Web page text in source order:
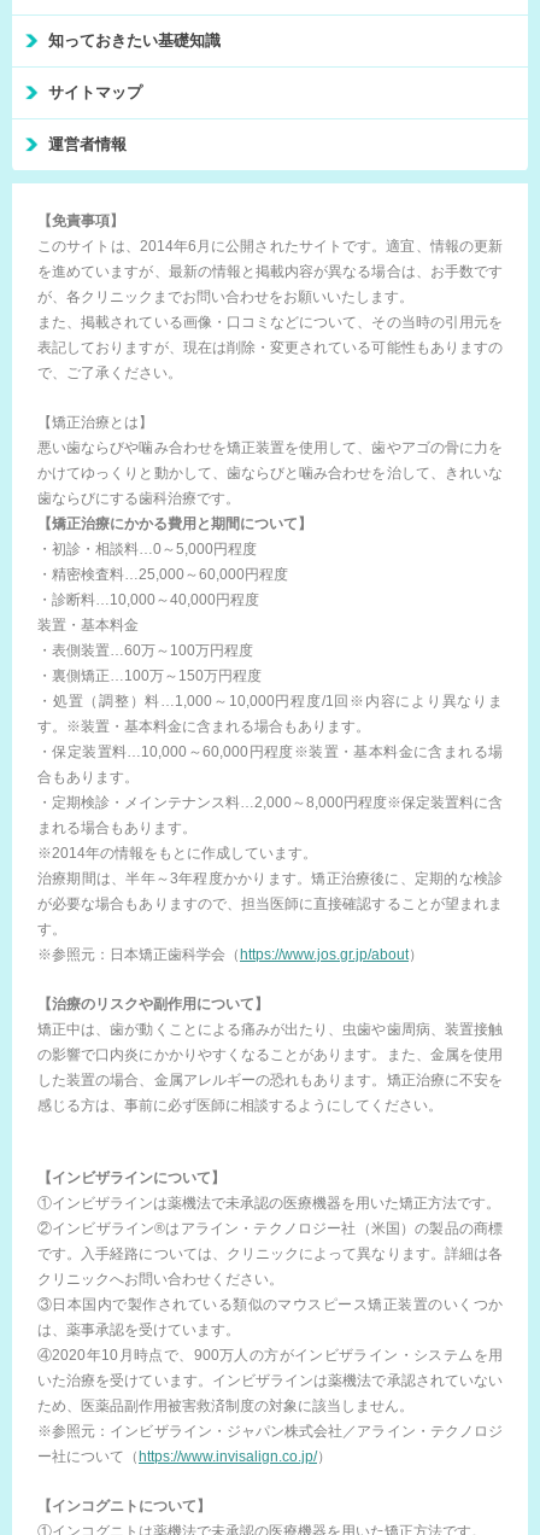
知っておきたい基礎知識
サイトマップ
運営者情報
【免責事項】
このサイトは、2014年6月に公開されたサイトです。適宜、情報の更新
を進めていますが、最新の情報と掲載内容が異なる場合は、お手数です
が、各クリニックまでお問い合わせをお願いいたします。
また、掲載されている画像・口コミなどについて、その当時の引用元を
表記しておりますが、現在は削除・変更されている可能性もありますの
で、ご了承ください。
【矯正治療とは】
悪い歯ならびや噛み合わせを矯正装置を使用して、歯やアゴの骨に力を
かけてゆっくりと動かして、歯ならびと噛み合わせを治して、きれいな
歯ならびにする歯科治療です。
【矯正治療にかかる費用と期間について】
・初診・相談料…0～5,000円程度
・精密検査料…25,000～60,000円程度
・診断料…10,000～40,000円程度
装置・基本料金
・表側装置…60万～100万円程度
・裏側矯正…100万～150万円程度
・処置（調整）料…1,000～10,000円程度/1回※内容により異なりま
す。※装置・基本料金に含まれる場合もあります。
・保定装置料…10,000～60,000円程度※装置・基本料金に含まれる場
合もあります。
・定期検診・メインテナンス料…2,000～8,000円程度※保定装置料に含
まれる場合もあります。
※2014年の情報をもとに作成しています。
治療期間は、半年～3年程度かかります。矯正治療後に、定期的な検診
が必要な場合もありますので、担当医師に直接確認することが望まれま
す。
※参照元：日本矯正歯科学会（ https://www.jos.gr.jp/about）
【治療のリスクや副作用について】
矯正中は、歯が動くことによる痛みが出たり、虫歯や歯周病、装置接触
の影響で口内炎にかかりやすくなることがあります。また、金属を使用
した装置の場合、金属アレルギーの恐れもあります。矯正治療に不安を
感じる方は、事前に必ず医師に相談するようにしてください。
【インビザラインについて】
①インビザラインは薬機法で未承認の医療機器を用いた矯正方法です。
②インビザライン®はアライン・テクノロジー社（米国）の製品の商標
です。入手経路については、クリニックによって異なります。詳細は各
クリニックへお問い合わせください。
③日本国内で製作されている類似のマウスピース矯正装置のいくつか
は、薬事承認を受けています。
④2020年10月時点で、900万人の方がインビザライン・システムを用
いた治療を受けています。インビザラインは薬機法で承認されていない
ため、医薬品副作用被害救済制度の対象に該当しません。
※参照元：インビザライン・ジャパン株式会社／アライン・テクノロジ
ー社について（ https://www.invisalign.co.jp/）
【インコグニトについて】